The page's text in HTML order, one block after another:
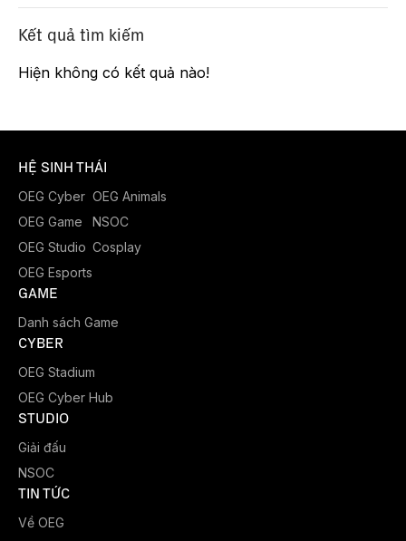
Kết quả tìm kiếm
Hiện không có kết quả nào!
HỆ SINH THÁI
OEG Cyber
OEG Game
OEG Studio
OEG Esports
OEG Animals
NSOC
Cosplay
GAME
Danh sách Game
CYBER
OEG Stadium
OEG Cyber Hub
STUDIO
Giải đấu
NSOC
TIN TỨC
Về OEG